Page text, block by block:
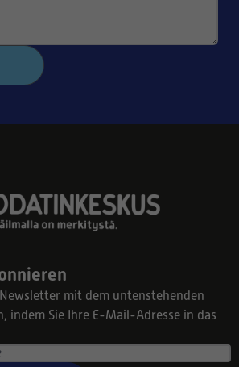
mit dem untenstehenden
indem Sie Ihre E-Mail-Adresse in das